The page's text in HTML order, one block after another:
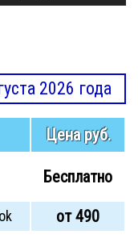
2026 года
Цена руб.
Бесплатно
от 490